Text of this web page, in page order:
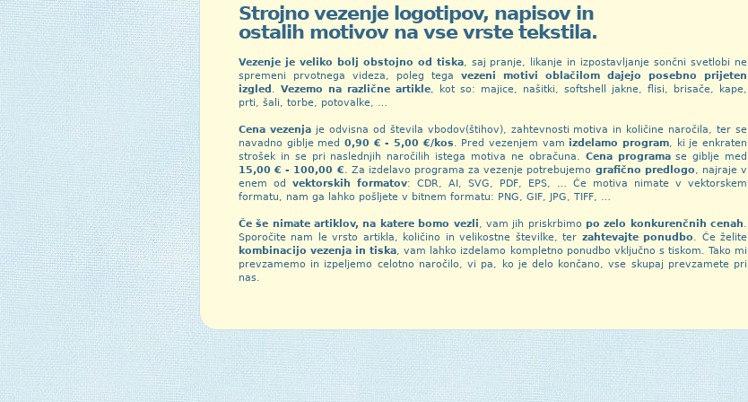
Strojno vezenje logotipov, napisov in
ostalih motivov na vse vrste tekstila.
Vezenje je veliko bolj obstojno od tiska, saj pranje, likanje in izpostavljanje sončni svetlobi ne
spremeni prvotnega videza, poleg tegavezeni motivi oblačilom dajejo posebno prijeten
izgled .Vezemo na različne artikle, kot so: majice, našitki, softshell jakne, flisi, brisače, kape,
prti, šali, torbe, potovalke, …
Cena vezenjaje odvisna od števila vbodov(štihov), zahtevnosti motiva in količine naročila, ter se
navadno giblje med0,90 € - 5,00 €/kos. Pred vezenjem vam izdelamo program, ki je enkraten
strošek in se pri naslednjih naročilih istega motiva ne obračuna. Cena programase giblje med
15,00 € - 100,00 €. Za izdelavo programa za vezenje potrebujemo grafično predlogo, najraje v
enem odvektorskih formatov: CDR, AI, SVG, PDF, EPS, … Če motiva nimate v vektorskem
formatu, nam ga lahko pošljete v bitnem formatu: PNG, GIF, JPG, TIFF, …
Če še nimate artiklov, na katere bomo vezli, vam jih priskrbimo po zelo konkurenčnih cenah.
Sporočite nam le vrsto artikla, količino in velikostne številke, ter zahtevajte ponudbo. Če želite
kombinacijo vezenja in tiska, vam lahko izdelamo kompletno ponudbo vključno s tiskom. Tako mi
prevzamemo in izpeljemo celotno naročilo, vi pa, ko je delo končano, vse skupaj prevzamete pri
nas.